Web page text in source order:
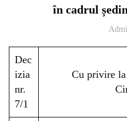
în cadrul
Dec
izia
nr.
7/1
Cu privire